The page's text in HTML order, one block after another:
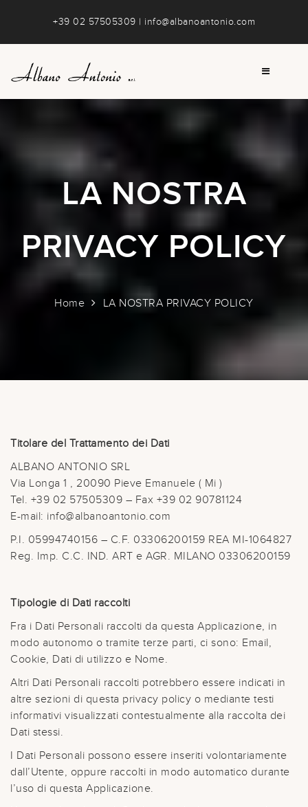
+39 02 57505309 | info@albanoantonio.com
LA NOSTRA
PRIVACY POLICY
Home LA NOSTRA PRIVACY POLICY
Titolare del Trattamento dei Dati
ALBANO ANTONIO SRL
Via Longa 1 , 20090 Pieve Emanuele ( Mi )
Tel. +39 02 57505309 – Fax +39 02 90781124
E-mail: info@albanoantonio.com
P.I. 05994740156 – C.F. 03306200159 REA MI-1064827
Reg. Imp. C.C. IND. ART e AGR. MILANO 03306200159
Tipologie di Dati raccolti
Fra i Dati Personali raccolti da questa Applicazione, in
modo autonomo o tramite terze parti, ci sono: Email,
Cookie, Dati di utilizzo e Nome.
Altri Dati Personali raccolti potrebbero essere indicati in
altre sezioni di questa privacy policy o mediante testi
informativi visualizzati contestualmente alla raccolta dei
Dati stessi.
I Dati Personali possono essere inseriti volontariamente
dall’Utente, oppure raccolti in modo automatico durante
l’uso di questa Applicazione.